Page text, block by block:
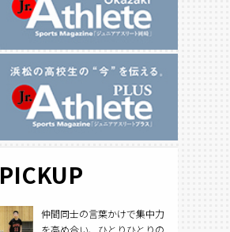
PICKUP
仲間同士の言葉かけで集中力
を高め合い、ひとりひとりの